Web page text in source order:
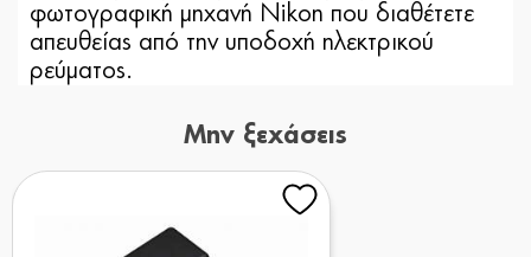
φωτογραφική μηχανή Nikon που διαθέτετε
απευθείας από την υποδοχή ηλεκτρικού
ρεύματος.
Μην ξεχάσεις